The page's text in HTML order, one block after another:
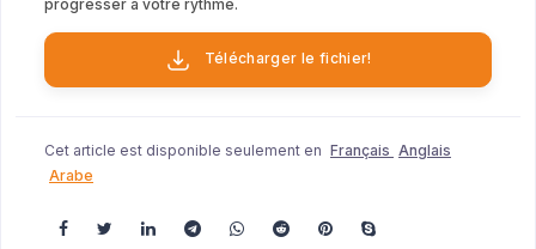
progresser à votre rythme.
Télécharger le fichier!
Cet article est disponible seulement en Français Anglais
Arabe